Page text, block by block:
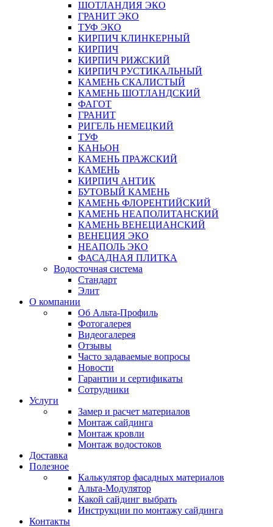
ШОТЛАНДИЯ ЭКО
ГРАНИТ ЭКО
ТУФ ЭКО
КИРПИЧ КЛИНКЕРНЫЙ
КИРПИЧ
КИРПИЧ РИЖСКИЙ
КИРПИЧ РУСТИКАЛЬНЫЙ
КАМЕНЬ СКАЛИСТЫЙ
КАМЕНЬ ШОТЛАНДСКИЙ
ФАГОТ
ГРАНИТ
РИГЕЛЬ НЕМЕЦКИЙ
ТУФ
КАНЬОН
КАМЕНЬ ПРАЖСКИЙ
КАМЕНЬ
КИРПИЧ АНТИК
БУТОВЫЙ КАМЕНЬ
КАМЕНЬ ФЛОРЕНТИЙСКИЙ
КАМЕНЬ НЕАПОЛИТАНСКИЙ
КАМЕНЬ ВЕНЕЦИАНСКИЙ
ВЕНЕЦИЯ ЭКО
НЕАПОЛЬ ЭКО
ФАСАДНАЯ ПЛИТКА
Водосточная система
Стандарт
Элит
О компании
Об Альта-Профиль
Фотогалерея
Видеогалерея
Отзывы
Часто задаваемые вопросы
Новости
Гарантии и сертификаты
Сотрудники
Услуги
Замер и расчет материалов
Монтаж сайдинга
Монтаж кровли
Монтаж водостоков
Доставка
Полезное
Калькулятор фасадных материалов
Альта-Модулятор
Какой сайдинг выбрать
Инструкции по монтажу сайдинга
Контакты